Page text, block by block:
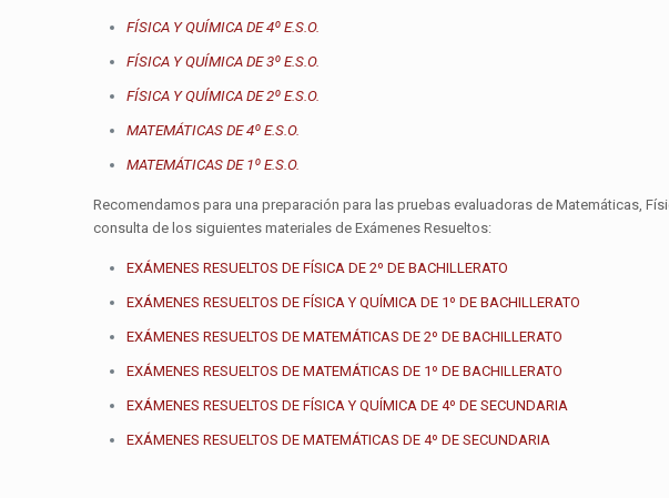
FÍSICA Y QUÍMICA DE 4º E.S.O.
FÍSICA Y QUÍMICA DE 3º E.S.O.
FÍSICA Y QUÍMICA DE 2º E.S.O.
MATEMÁTICAS DE 4º E.S.O.
MATEMÁTICAS DE 1º E.S.O.
Recomendamos para una preparación para las pruebas evaluadoras de Matemáticas,
consulta de los siguientes materiales de Exámenes Resueltos:
EXÁMENES RESUELTOS DE FÍSICA DE 2º DE BACHILLERATO
EXÁMENES RESUELTOS DE FÍSICA Y QUÍMICA DE 1º DE BACHILLERATO
EXÁMENES RESUELTOS DE MATEMÁTICAS DE 2º DE BACHILLERATO
EXÁMENES RESUELTOS DE MATEMÁTICAS DE 1º DE BACHILLERATO
EXÁMENES RESUELTOS DE FÍSICA Y QUÍMICA DE 4º DE SECUNDARIA
EXÁMENES RESUELTOS DE MATEMÁTICAS DE 4º DE SECUNDARIA